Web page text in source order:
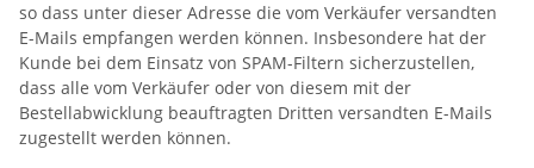
so dass unter dieser Adresse die vom Verkäufer versandten
E-Mails empfangen werden können. Insbesondere hat der
Kunde bei dem Einsatz von SPAM-Filtern sicherzustellen,
dass alle vom Verkäufer oder von diesem mit der
Bestellabwicklung beauftragten Dritten versandten E-Mails
zugestellt werden können.